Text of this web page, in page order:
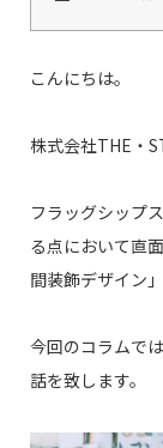
こんにちは。
株式会社THE・
フラッグシップ
る点において直
間装飾デザイン」
今回のコラムで
話を致します。